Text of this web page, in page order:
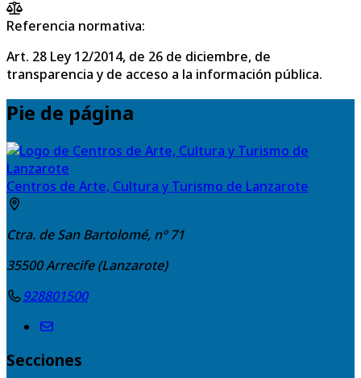
Referencia normativa:
Art. 28 Ley 12/2014, de 26 de diciembre, de
transparencia y de acceso a la información pública.
Pie de página
Centros de Arte, Cultura y Turismo de Lanzarote
Ctra. de San Bartolomé, nº 71
35500Arrecife (Lanzarote)
928801500
Secciones